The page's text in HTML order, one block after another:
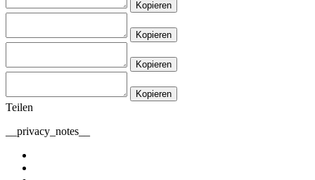
Kopieren
Kopieren
Kopieren
Kopieren
Teilen
__privacy_notes__